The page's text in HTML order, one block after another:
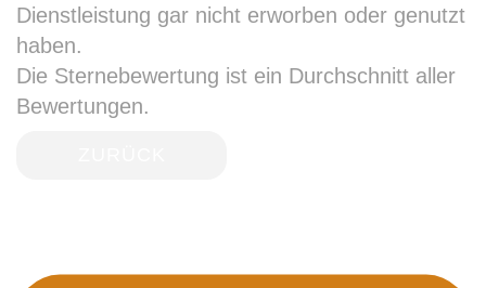
Dienstleistung gar nicht erworben oder genutzt
haben.
Die Sternebewertung ist ein Durchschnitt aller
Bewertungen.